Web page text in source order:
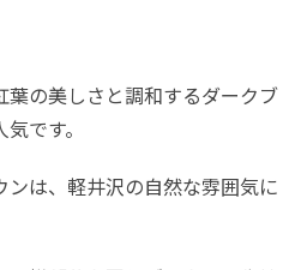
葉の美しさと調和するダークブ
です。
ンは、軽井沢の自然な雰囲気に